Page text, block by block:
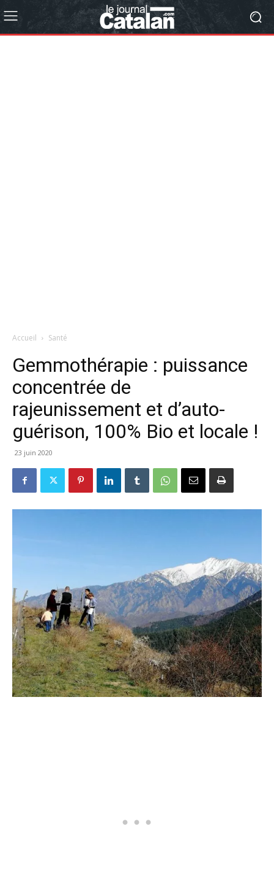
Accueil Santé
Gemmothérapie : puissance
concentrée de
rajeunissement et d’auto-
guérison, 100% Bio et locale !
23 juin 2020